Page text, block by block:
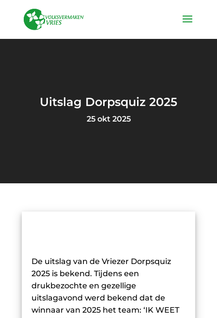
Uitslag Dorpsquiz 2025
25 okt 2025
De uitslag van de Vriezer Dorpsquiz
2025 is bekend. Tijdens een
drukbezochte en gezellige
uitslagavond werd bekend dat de
winnaar van 2025 het team: ‘IK WEET